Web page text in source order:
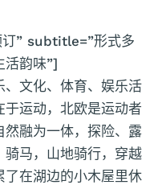
” subtitle=”形式多
活韵味”]
文化、体育、娱乐活
运动，北欧是运动者
然融为一体，探险、露
骑马，山地骑行，穿越
了在湖边的小木屋里休